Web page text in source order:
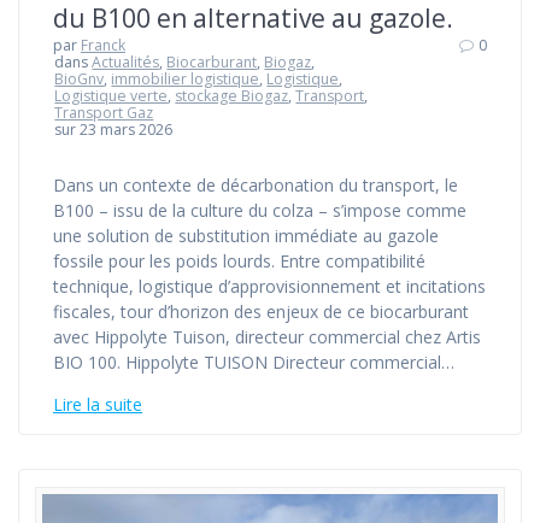
du B100 en alternative au gazole.
par Franck
dansActualités, Biocarburant, Biogaz,
BioGnv, immobilier logistique, Logistique,
Logistique verte, stockage Biogaz,Transport,
Transport Gaz
sur 23 mars 2026
0
Dans un contexte de décarbonation du transport, le
B100 – issu de la culture du colza – s’impose comme
une solution de substitution immédiate au gazole
fossile pour les poids lourds. Entre compatibilité
technique, logistique d’approvisionnement et incitations
fiscales, tour d’horizon des enjeux de ce biocarburant
avec Hippolyte Tuison, directeur commercial chez Artis
BIO 100. Hippolyte TUISON Directeur commercial…
Lire la suite